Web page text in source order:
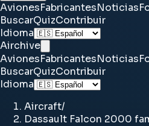
AvionesFabricantesNoticias
BuscarQuizContribuir
Idioma
Airchive
AvionesFabricantesNoticias
BuscarQuizContribuir
Idioma
Aircraft/
Dassault Falcon 2000